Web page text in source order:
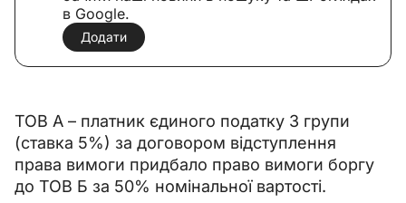
в Google.
Додати
ТОВ А – платник єдиного податку 3 групи
(ставка 5%) за договором відступлення
права вимоги придбало право вимоги боргу
до ТОВ Б за 50% номінальної вартості.